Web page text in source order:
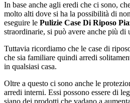
In base anche agli eredi che ci sono,
molto alti dove si ha la possibilità di
eseguire le Pulizie Case Di Riposo
straordinarie, si può avere anche più di
Tuttavia ricordiamo che le case di
che sia familiare quindi arredi
in qualsiasi casa.
Oltre a questo ci sono anche le
arredi interni. Essi possono essere di